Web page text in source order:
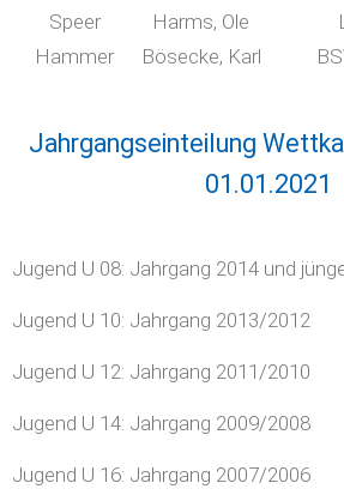
Speer Harms, Ole
Hammer
Bösecke, Karl
Jahrgangseinteilung
01.01.2021
Jugend U 08: Jahrgang 2014 und
Jugend U 10: Jahrgang 2013/2012
Jugend U 12: Jahrgang 2011/2010
Jugend U 14: Jahrgang 2009/2008
Jugend U 16: Jahrgang 2007/2006